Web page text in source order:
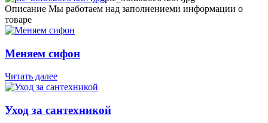
Описание Мы работаем над заполнениеми информации о
товаре
Меняем сифон
Читать далее
Уход за сантехникой